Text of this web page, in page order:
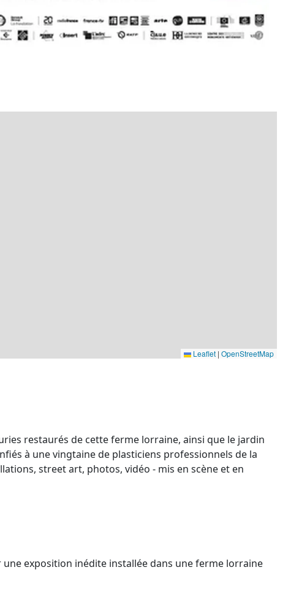
Leaflet | OpenStreetMap
restaurés de cette ferme lorraine, ainsi que le jardin
à une vingtaine de plasticiens professionnels de la
street art, photos, vidéo - mis en scène et en
exposition inédite installée dans une ferme lorraine